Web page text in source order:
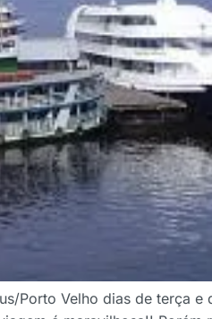
Porto Velho dias de terça e